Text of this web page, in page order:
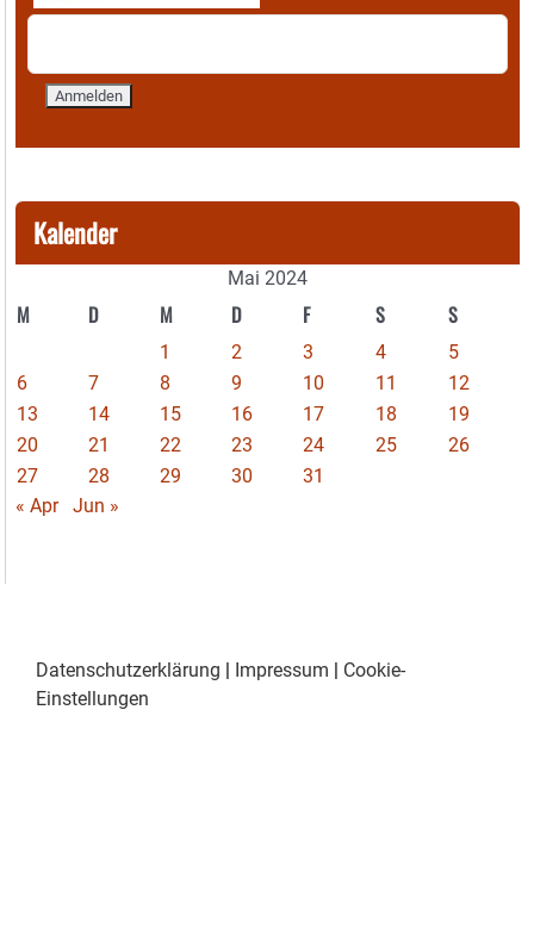
Kalender
Mai 2024
M D M D F S S
1 2 3 4
5
6
7 8 9 10 11
12
13
14 15 16 17 18
19
20
21 22 23 24 25
26
27
28 29 30
31
« Apr
Jun »
Datenschutzerklärung Impressum
Cookie-
Einstellungen